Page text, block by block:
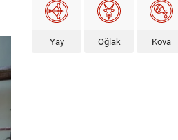
Yay Oğlak Kova